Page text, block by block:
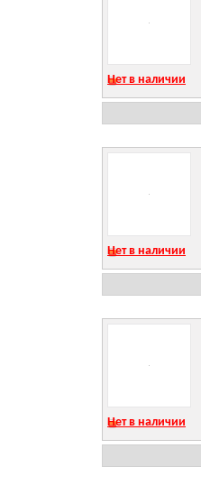
Нет в наличии
Нет в наличии
Нет в наличии